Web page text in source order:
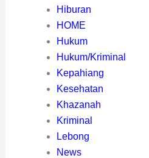
Hiburan
HOME
Hukum
Hukum/Kriminal
Kepahiang
Kesehatan
Khazanah
Kriminal
Lebong
News